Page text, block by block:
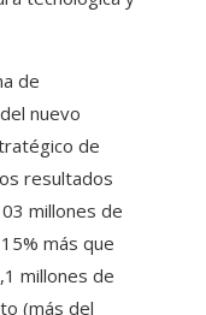
de
nuevo
de
resultados
millones de
más que
millones de
(más del